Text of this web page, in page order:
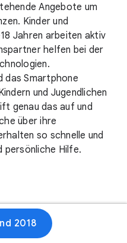
Angebote um
Kinder und
Jahren arbeiten aktiv
helfen bei der
das Smartphone
und Jugendlichen
genau das auf und
über ihre
so schnelle und
persönliche Hilfe.
2018